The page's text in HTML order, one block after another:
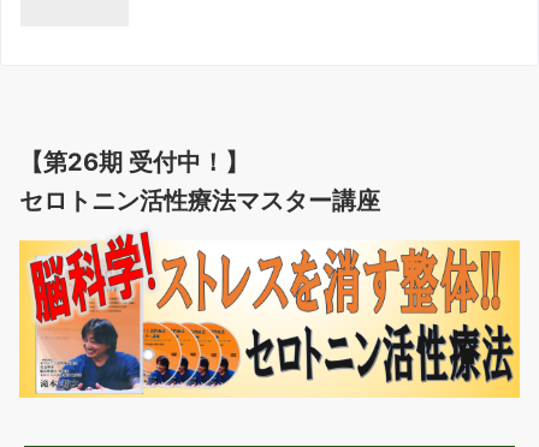
【第26期 受付中！】
セロトニン活性療法マスター講座